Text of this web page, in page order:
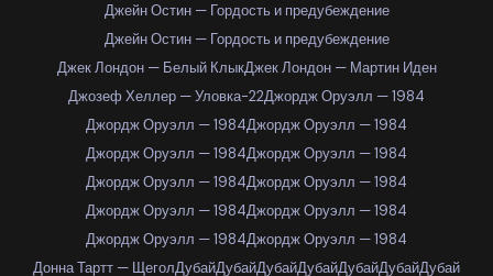
Джейн Остин — Гордость и предубеждение
Джейн Остин — Гордость и предубеждение
Джек Лондон — Белый КлыкДжек Лондон — Мартин Иден
Джозеф Хеллер — Уловка-22Джордж Оруэлл — 1984
Джордж Оруэлл — 1984Джордж Оруэлл — 1984
Джордж Оруэлл — 1984Джордж Оруэлл — 1984
Джордж Оруэлл — 1984Джордж Оруэлл — 1984
Джордж Оруэлл — 1984Джордж Оруэлл — 1984
Джордж Оруэлл — 1984Джордж Оруэлл — 1984
Донна Тартт — ЩеголДубайДубайДубайДубайДубайДубайДубай